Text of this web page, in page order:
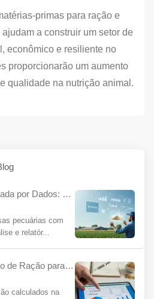
primas para ração e
a construir um setor de
econômico e resiliente no
proporcionarão um aumento
qualidade na nutrição animal.
Gestão de Ração Orientada por Dados: Tome Decisões Mais Informadas, Aumente Sua Sustentabilidade com YemYap
pecuárias com
e relatór...
Guia de Cálculo de Custo de Ração para Iniciantes
calculados na